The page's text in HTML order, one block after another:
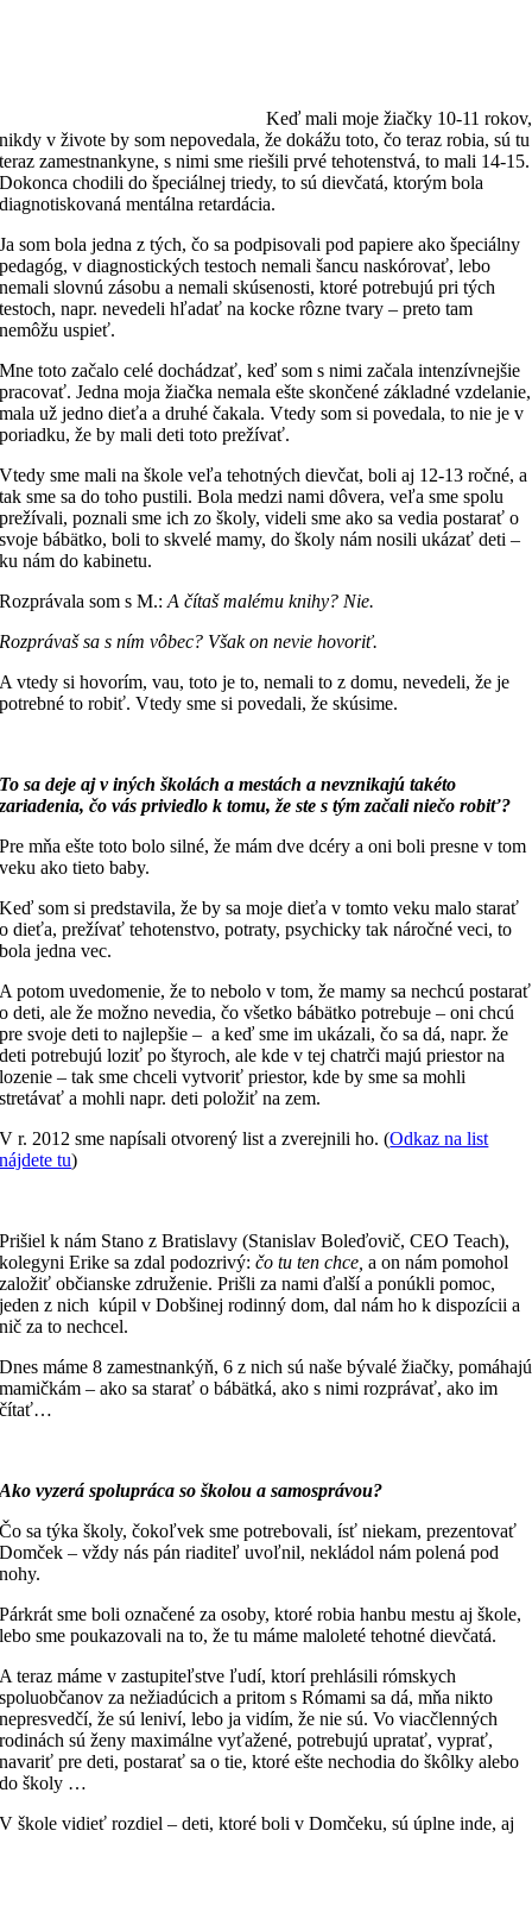
Keď mali moje žiačky 10-11 rokov,
nikdy v živote by som nepovedala, že dokážu toto, čo teraz robia, sú tu
teraz zamestnankyne, s nimi sme riešili prvé tehotenstvá, to mali 14-15.
Dokonca chodili do špeciálnej triedy, to sú dievčatá, ktorým bola
diagnotiskovaná mentálna retardácia.
Ja som bola jedna z tých, čo sa podpisovali pod papiere ako špeciálny
pedagóg, v diagnostických testoch nemali šancu naskórovať, lebo
nemali slovnú zásobu a nemali skúsenosti, ktoré potrebujú pri tých
testoch, napr. nevedeli hľadať na kocke rôzne tvary – preto tam
nemôžu uspieť.
Mne toto začalo celé dochádzať, keď som s nimi začala intenzívnejšie
pracovať. Jedna moja žiačka nemala ešte skončené základné vzdelanie,
mala už jedno dieťa a druhé čakala. Vtedy som si povedala, to nie je v
poriadku, že by mali deti toto prežívať.
Vtedy sme mali na škole veľa tehotných dievčat, boli aj 12-13 ročné, a
tak sme sa do toho pustili. Bola medzi nami dôvera, veľa sme spolu
prežívali, poznali sme ich zo školy, videli sme ako sa vedia postarať o
svoje bábätko, boli to skvelé mamy, do školy nám nosili ukázať deti –
ku nám do kabinetu.
Rozprávala som s M.:Ačítaš malému knihy? Nie.
Rozprávaš sa s ním vôbec? Však on nevie hovoriť.
A vtedy si hovorím, vau, toto je to, nemali to z domu, nevedeli, že je
potrebné to robiť. Vtedy sme si povedali, že skúsime.
To sa deje aj v iných školách a mestách a nevznikajú takéto
zariadenia, čo vás priviedlo k tomu, že ste s tým začali niečo robiť?
Pre mňa ešte toto bolo silné, že mám dve dcéry a oni boli presne v tom
veku ako tieto baby.
Keď som si predstavila, že by sa moje dieťa v tomto veku malo starať
o dieťa, prežívať tehotenstvo, potraty, psychicky tak náročné veci, to
bola jedna vec.
A potom uvedomenie, že to nebolo v tom, že mamy sa nechcú postarať
o deti, ale že možno nevedia, čo všetko bábätko potrebuje – oni chcú
pre svoje deti to najlepšie – a keď sme im ukázali, čo sa dá, napr. že
deti potrebujú loziť po štyroch, ale kde v tej chatrči majú priestor na
lozenie – tak sme chceli vytvoriť priestor, kde by sme sa mohli
stretávať a mohli napr. deti položiť na zem.
V r. 2012 sme napísali otvorený list a zverejnili ho. (Odkaz na list
nájdete tu)
Prišiel k nám Stano z Bratislavy (Stanislav Boleďovič, CEO Teach),
kolegyni Erike sa zdal podozrivý:čo tu ten chce, a on nám pomohol
založiť občianske združenie. Prišli za nami ďalší a ponúkli pomoc,
jeden z nich kúpil v Dobšinej rodinný dom, dal nám ho k dispozícii a
nič za to nechcel.
Dnes máme 8 zamestnankýň, 6 z nich sú naše bývalé žiačky, pomáhajú
mamičkám – ako sa starať o bábätká, ako s nimi rozprávať, ako im
čítať…
Ako vyzerá spolupráca soškolou a samosprávou?
Čo sa týka školy, čokoľvek sme potrebovali, ísť niekam, prezentovať
Domček – vždy nás pán riaditeľ uvoľnil, nekládol nám polená pod
nohy.
Párkrát sme boli označené za osoby, ktoré robia hanbu mestu aj škole,
lebo sme poukazovali na to, že tu máme maloleté tehotné dievčatá.
A teraz máme v zastupiteľstve ľudí, ktorí prehlásili rómskych
spoluobčanov za nežiadúcich a pritom s Rómami sa dá, mňa nikto
nepresvedčí, že sú leniví, lebo ja vidím, že nie sú. Vo viacčlenných
rodinách sú ženy maximálne vyťažené, potrebujú upratať, vyprať,
navariť pre deti, postarať sa o tie, ktoré ešte nechodia do škôlky alebo
do školy …
V škole vidieť rozdiel – deti, ktoré boli v Domčeku, sú úplne inde, aj